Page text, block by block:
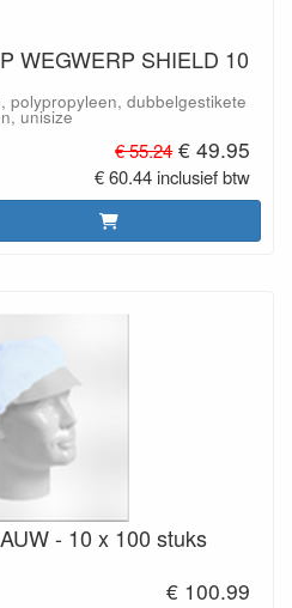
WEGWERP SHIELD 10
polypropyleen, dubbelgestikete
unisize
€ 55.24 € 49.95
€ 60.44 inclusief btw
- 10 x 100 stuks
€ 100.99